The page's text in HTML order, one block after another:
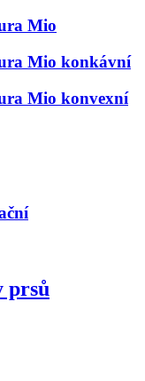
Mio
Mio konkávní
Mio konvexní
prsů